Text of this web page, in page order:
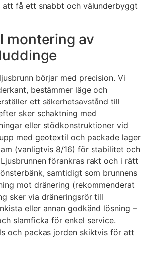
få ett snabbt och välunderbyggt
montering av
börjar med precision. Vi
bestämmer läge och
ett säkerhetsavstånd till
sker schaktning med
eller stödkonstruktioner vid
med geotextil och packade lager
(vanligtvis 8/16) för stabilitet och
förankras rakt och i rätt
samtidigt som brunnens
mot dränering (rekommenderat
sker via dräneringsrör till
eller annan godkänd lösning –
slamficka för enkel service.
och packas jorden skiktvis för att